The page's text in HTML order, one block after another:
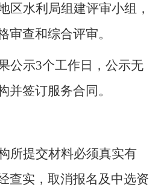
区水利局组建评审小组，
审查和综合评审。
公示3个工作日，公示无
并签订服务合同。
所提交材料必须真实有
查实，取消报名及中选资